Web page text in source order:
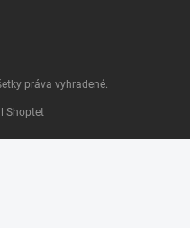
Shoptet
práva vyhradené.